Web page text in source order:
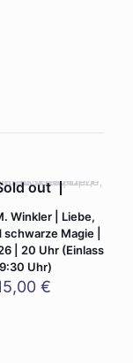
out
Winkler | Liebe,
Magie |
| 20 Uhr (Einlass
Uhr)
€